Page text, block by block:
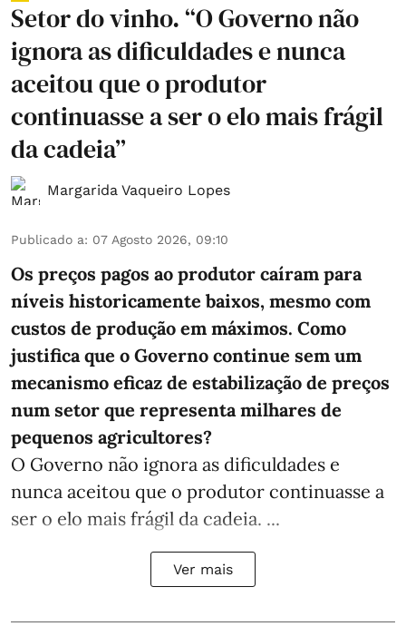
Setor do vinho. “O Governo não
ignora as dificuldades e nunca
aceitou que o produtor
continuasse a ser o elo mais frágil
da cadeia”
Margarida Vaqueiro Lopes
Publicado a: 07 Agosto 2026, 09:10
Os preços pagos ao produtor caíram para
níveis historicamente baixos, mesmo com
custos de produção em máximos. Como
justifica que o Governo continue sem um
mecanismo eficaz de estabilização de preços
num setor que representa milhares de
pequenos agricultores?
O Governo não ignora as dificuldades e
nunca aceitou que o produtor continuasse a
ser o elo mais frágil da cadeia. ...
Ver mais